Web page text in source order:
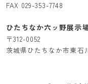
FAX 029-353-7748
ひたちなか六ッ野展示
〒312-0052
茨城県ひたちなか市東石